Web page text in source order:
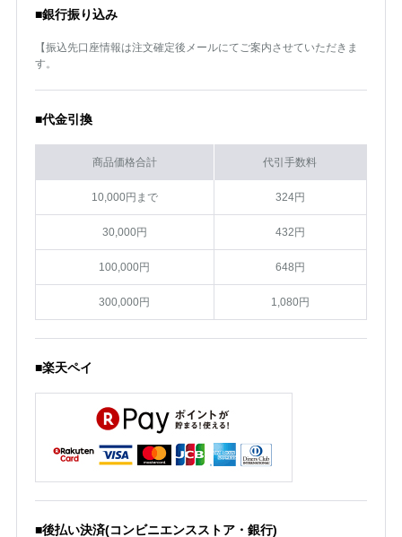
■銀行振り込み
【振込先口座情報は注文確定後メールにてご案内させていただきま
す。
■代金引換
商品価格合計 代引手数料
10,000円まで 324円
30,000円 432円
100,000円 648円
300,000円 1,080円
■楽天ペイ
■後払い決済(コンビニエンスストア・銀行)